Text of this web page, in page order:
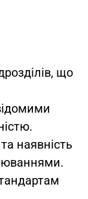
що
наявність